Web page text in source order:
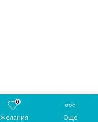
. All Rights Reserved.
0
Желания Още